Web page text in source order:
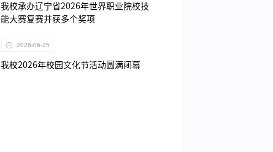
我校承办辽宁省2026年世界职业院校技
能大赛复赛并获多个奖项
2026-06-25
我校2026年校园文化节活动圆满闭幕